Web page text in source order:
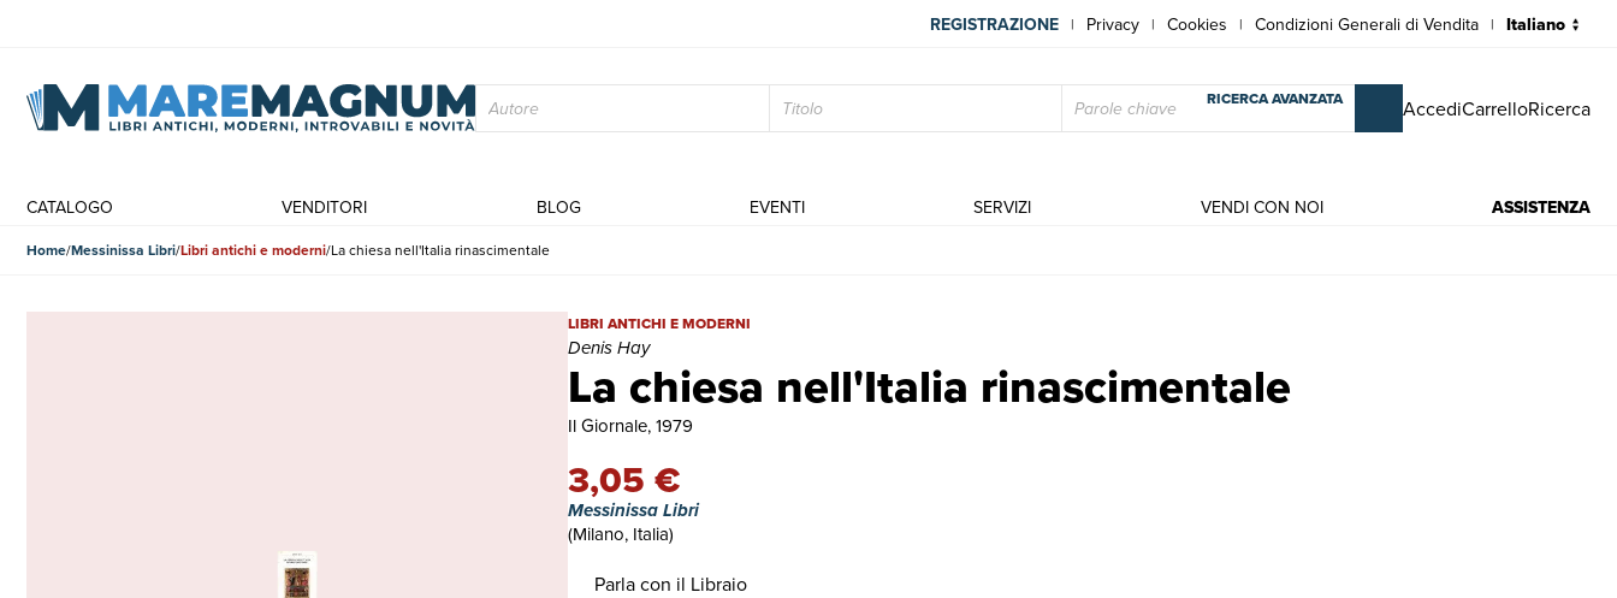
REGISTRAZIONE | Privacy | Cookies | Condizioni Generali di Vendita |
RICERCA AVANZATA AccediCarrelloRicerca
CATALOGO VENDITORI BLOG EVENTI SERVIZI VENDI CON NOI ASSISTENZA
Home Messinissa Libri Libri antichi e moderni La chiesa nell'Italia rinascimentale
La chiesa nell'Italia rinascimentale
La chiesa nell'Italia rinascimentale | Libri antichi e moderni | Denis Hay
LIBRI ANTICHI E MODERNI
Denis Hay
Il Giornale, 1979
3,05 €
Messinissa Libri
(Milano, Italia)
Parla con il Libraio